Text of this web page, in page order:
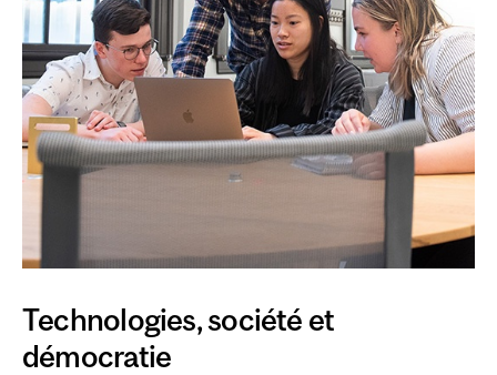
Technologies, société et
démocratie